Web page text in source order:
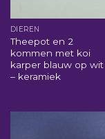
DIEREN
Theepot en 2
kommen met koi
karper blauw op wit
– keramiek